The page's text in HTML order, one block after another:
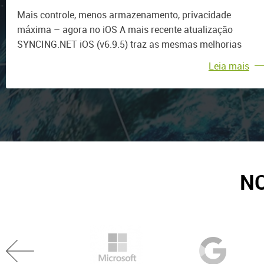
máxima
Mais controle, menos armazenamento, privacidade
máxima – agora no iOS A mais recente atualização
SYNCING.NET iOS (v6.9.5) traz as mesmas melhorias
sincronização segura e sem nuvem ainda mais flexível e
eficiente em todos os seus dispositivos Apple. O
SYNCING.NET permite a sincronização peer‑to‑peer em
tempo real de arquivos, contatos do Outlook e calendários
entre dispositivos iOS e Android, PCs com Windows e Macs
Leia mais